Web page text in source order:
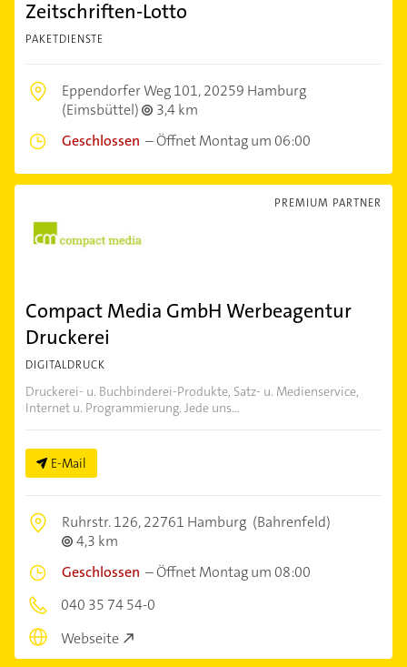
Zeitschriften-Lotto
PAKETDIENSTE
Eppendorfer Weg 101,20259 Hamburg
(Eimsbüttel)
3,4 km
Geschlossen –Öffnet Montag um 06:00
PREMIUM PARTNER
Compact Media GmbH Werbeagentur
Druckerei
DIGITALDRUCK
Druckerei- u. Buchbinderei-Produkte, Satz- u. Medienservice,
Internet u. Programmierung. Jede uns...
E-Mail
Ruhrstr. 126,22761 Hamburg (Bahrenfeld)
4,3 km
Geschlossen –Öffnet Montag um 08:00
040 35 74 54-0
Webseite